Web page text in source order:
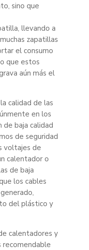
sino que
llevando a
zapatillas
el consumo
que estos
aún más el
calidad de las
en los
de baja calidad
de seguridad
voltajes de
calentador o
de baja
los cables
del plástico y
calentadores y
recomendable